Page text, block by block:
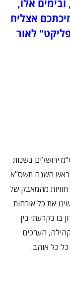
אלו,
אצליח
לאור
ירושלים בשנות
השנה תשס"א
חוויות מהמאבק של
את כל אורחות
בו נקרעתי בין
הערכים
כל אוהב.